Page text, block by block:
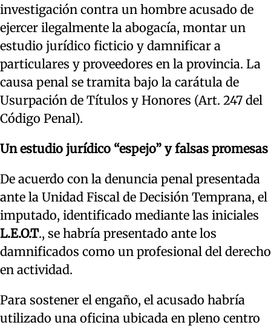
investigación contra un hombre acusado de
ejercer ilegalmente la abogacía, montar un
estudio jurídico ficticio y damnificar a
particulares y proveedores en la provincia. La
causa penal se tramita bajo la carátula de
Usurpación de Títulos y Honores (Art. 247 del
Código Penal).
Un estudio jurídico “espejo” y falsas promesas
De acuerdo con la denuncia penal presentada
ante la Unidad Fiscal de Decisión Temprana, el
imputado, identificado mediante las iniciales
L.E.O.T., se habría presentado ante los
damnificados como un profesional del derecho
en actividad.
Para sostener el engaño, el acusado habría
utilizado una oficina ubicada en pleno centro